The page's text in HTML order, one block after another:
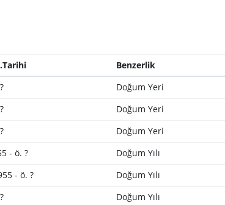
Benzerlik
Doğum Yeri
Doğum Yeri
Doğum Yeri
- ö. ? Doğum Yılı
- ö. ? Doğum Yılı
Doğum Yılı